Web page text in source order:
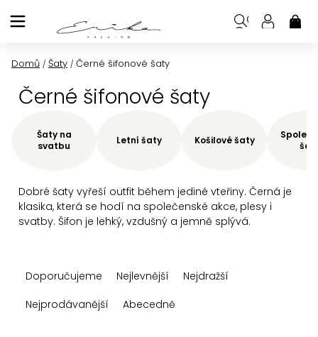
na
Domů / Šaty / Černé šifonové šaty
Černé šifonové šaty
Dobré šaty vyřeší outfit během jediné vteřiny. Černá je
klasika, která se hodí na společenské akce, plesy i
svatby. Šifon je lehký, vzdušný a jemně splývá.
Šaty na
svatbu
Letní šaty Košilové šaty
aDoporučujeme Nejlevnější
Nejdražší
Nejprodávanější
Abecedně